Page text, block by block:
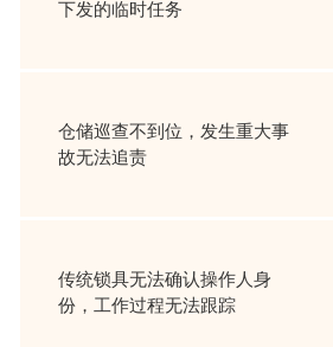
下发的临时任务
仓储巡查不到位，发生重大事
故无法追责
传统锁具无法确认操作人身
份，工作过程无法跟踪